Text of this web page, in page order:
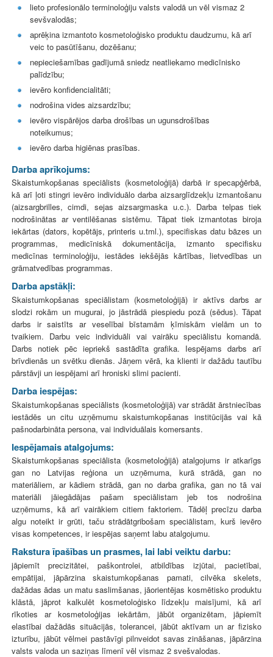
lieto profesionālo terminoloģiju valsts valodā un vēl vismaz 2
sevšvalodās;
aprēķina izmantoto kosmetoloģisko produktu daudzumu, kā arī
veic to pasūtīšanu, dozēšanu;
nepieciešamības gadījumā sniedz neatliekamo medicīnisko
palīdzību;
ievēro konfidencialitāti;
nodrošina vides aizsardzību;
ievēro vispārējos darba drošības un ugunsdrošības
noteikumus;
ievēro darba higiēnas prasības.
Darba aprīkojums:
Skaistumkopšanas speciālists (kosmetoloģijā) darbā ir specapģērbā,
kā arī ļoti stingri ievēro individuālo darba aizsarglīdzekļu izmantošanu
(aizsargbrilles, cimdi, sejas aizsargmaska u.c.). Darba telpas tiek
nodrošinātas ar ventilēšanas sistēmu. Tāpat tiek izmantotas biroja
iekārtas (dators, kopētājs, printeris u.tml.), specifiskas datu bāzes un
programmas, medicīniskā dokumentācija, izmanto specifisku
medicīnas terminoloģiju, iestādes iekšējās kārtības, lietvedības un
grāmatvedības programmas.
Darba apstākļi:
Skaistumkopšanas speciālistam (kosmetoloģijā) ir aktīvs darbs ar
slodzi rokām un mugurai, jo jāstrādā piespiedu pozā (sēdus). Tāpat
darbs ir saistīts ar veselībai bīstamām ķīmiskām vielām un to
tvaikiem. Darbu veic individuāli vai vairāku speciālistu komandā.
Darbs notiek pēc iepriekš sastādīta grafika. Iespējams darbs arī
brīvdienās un svētku dienās. Jāņem vērā, ka klienti ir dažādu tautību
pārstāvji un iespējami arī hroniski slimi pacienti.
Darba iespējas:
Skaistumkopšanas speciālists (kosmetoloģijā) var strādāt ārstniecības
iestādēs un citu uzņēmumu skaistumkopšanas institūcijās vai kā
pašnodarbināta persona, vai individuālais komersants.
Iespējamais atalgojums:
Skaistumkopšanas speciālista (kosmetoloģijā) atalgojums ir atkarīgs
gan no Latvijas reģiona un uzņēmuma, kurā strādā, gan no
materiāliem, ar kādiem strādā, gan no darba grafika, gan no tā vai
materiāli jāiegādājas pašam speciālistam jeb tos nodrošina
uzņēmums, kā arī vairākiem citiem faktoriem. Tādēļ precīzu darba
algu noteikt ir grūti, taču strādātgribošam speciālistam, kurš ievēro
visas kompetences, ir iespējas saņemt labu atalgojumu.
Rakstura īpašības un prasmes, lai labi veiktu darbu:
jāpiemīt precizitātei, paškontrolei, atbildības izjūtai, pacietībai,
empātijai, jāpārzina skaistumkopšanas pamati, cilvēka skelets,
dažādas ādas un matu saslimšanas, jāorientējas kosmētisko produktu
klāstā, jāprot kalkulēt kosmetoloģisko līdzekļu maisījumi, kā arī
rīkoties ar kosmetoloģijas iekārtām, jābūt organizētam, jāpiemīt
elastībai dažādās situācijās, tolerancei, jābūt aktīvam un ar fizisko
izturību, jābūt vēlmei pastāvīgi pilnveidot savas zināšanas, jāpārzina
valsts valoda un saziņas līmenī vēl vismaz 2 svešvalodas.